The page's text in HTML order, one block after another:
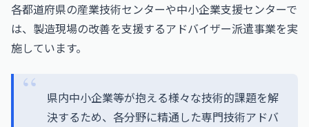
各都道府県の産業技術センターや中小企業支援センターで
は、製造現場の改善を支援するアドバイザー派遣事業を実
施しています。
県内中小企業等が抱える様々な技術的課題を解
決するため、各分野に精通した専門技術アドバ